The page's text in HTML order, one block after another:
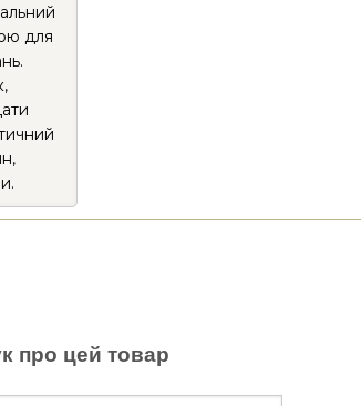
для
про цей товар